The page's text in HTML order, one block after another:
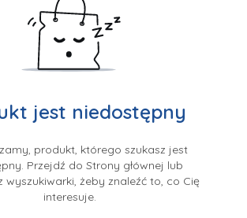
jest niedostępny
produkt, którego szukasz jest
Przejdź do Strony głównej lub
wyszukiwarki, żeby znaleźć to, co Cię
interesuje.